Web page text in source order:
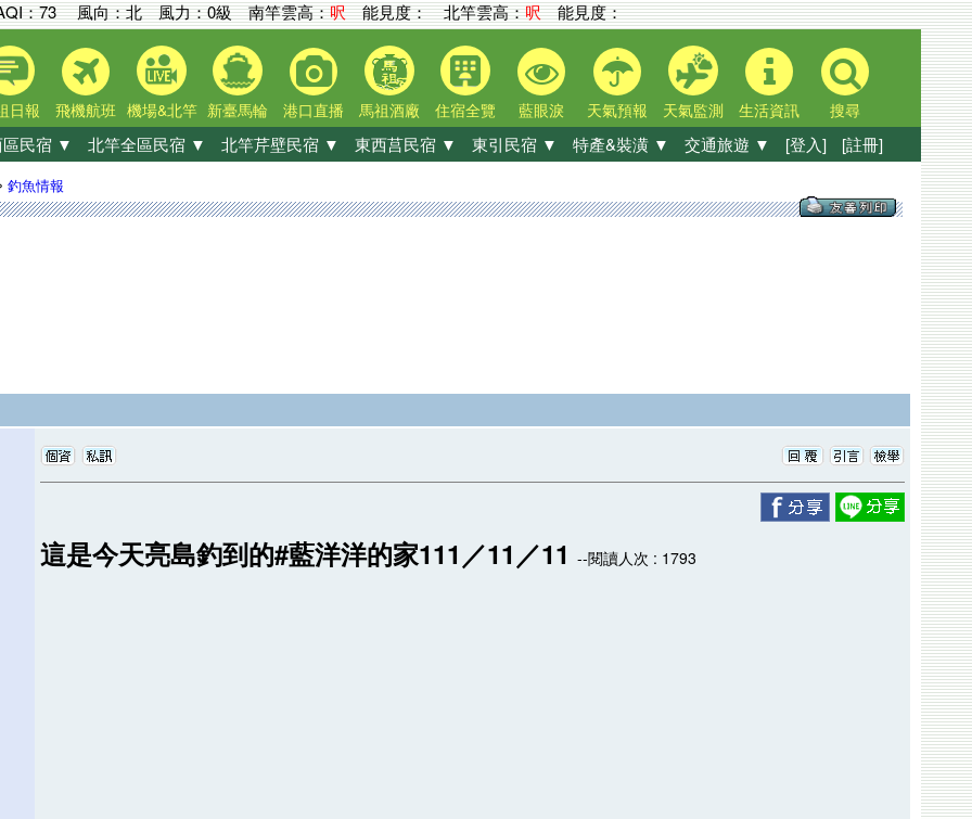
：73 風向：北 風力：0級南竿雲高：呎能見度：北竿雲高：呎能見度：
日報 飛機航班 機場&北竿 新臺馬輪 港口直播 馬祖酒廠 住宿全覽 藍眼淚 天氣預報 天氣監測 生活資訊 搜尋
區民宿 ▼ 北竿全區民宿 ▼ 北竿芹壁民宿 ▼ 東西莒民宿 ▼ 東引民宿 ▼ 特產&裝潢 ▼ 交通旅遊 ▼ [登入] [註冊]
釣魚情報
這是今天亮島釣到的#藍洋洋的家111／11／11 --閱讀人次 : 1793